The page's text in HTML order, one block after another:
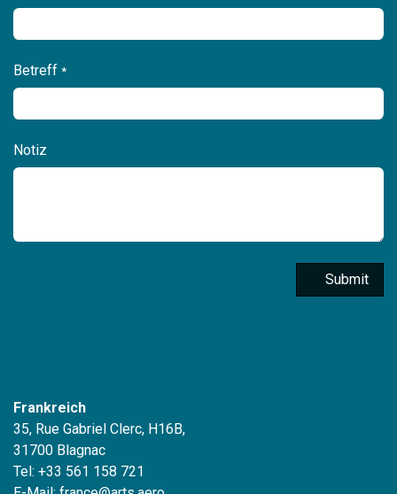
Betreff *
Notiz
​ ​ ​ ​ Submit
Frankreich
35, Rue Gabriel Clerc, H16B,
31700 Blagnac
Tel: +33 561 158 721